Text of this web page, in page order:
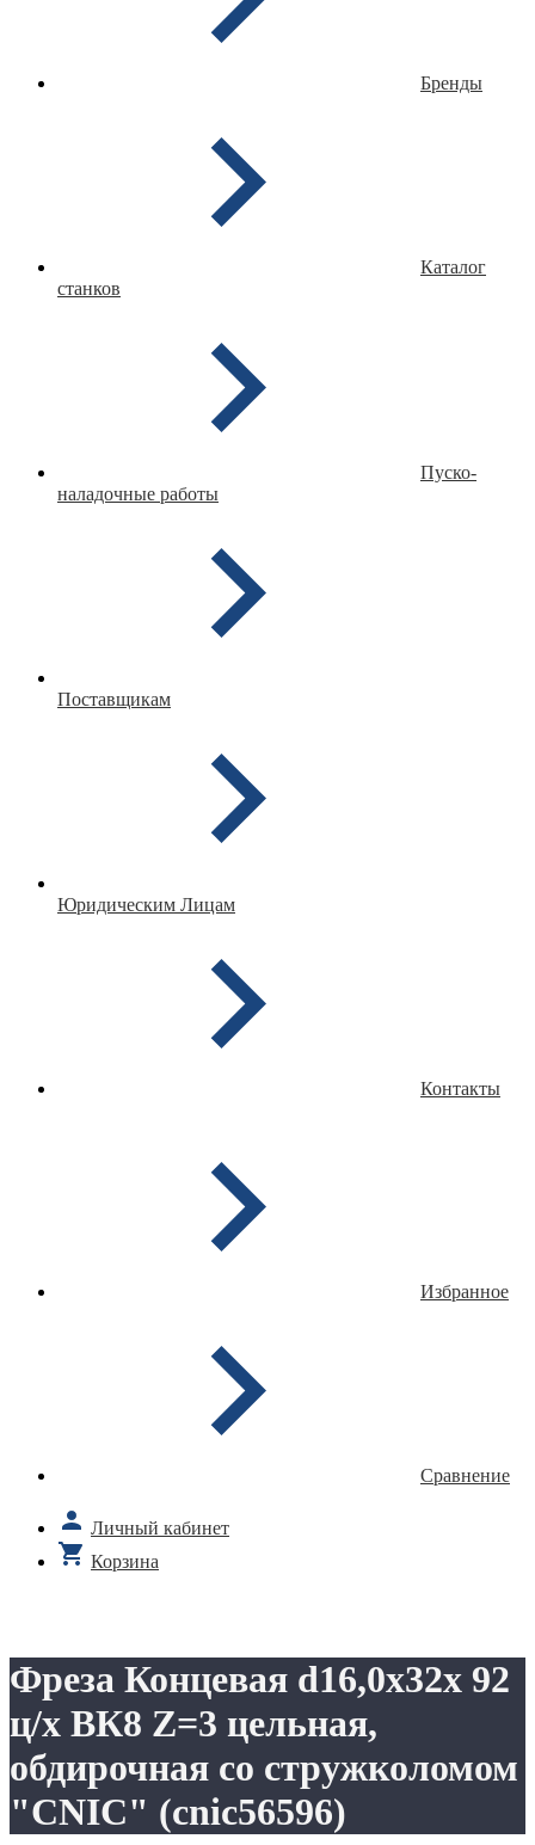
Бренды
Каталог
станков
Пуско-
наладочные работы
Поставщикам
Юридическим Лицам
Контакты
Избранное
Сравнение
Личный кабинет
Корзина
Фреза Концевая d16,0х32х 92
ц/х ВК8 Z=3 цельная,
обдирочная со стружколомом
"CNIC" (cnic56596)